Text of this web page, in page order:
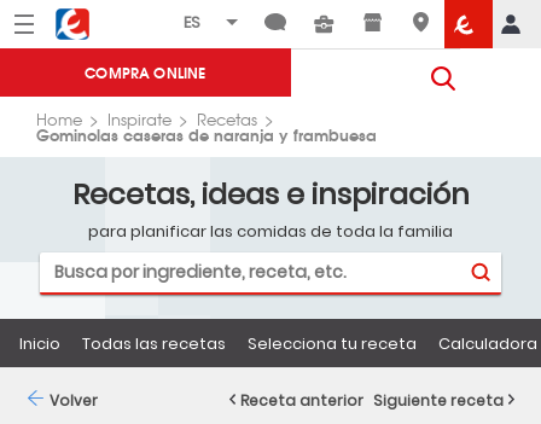
Menú Eroski
COMPRA ONLINE
Home Inspirate Recetas
Gominolas caseras de naranja y frambuesa
Recetas, ideas e inspiración
para planificar las comidas de toda la familia
Inicio Todas las recetas Selecciona tu receta
Volver Receta anterior Siguiente receta